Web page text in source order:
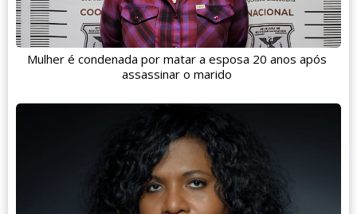
Mulher é condenada por matar a esposa 20 anos após
assassinar o marido